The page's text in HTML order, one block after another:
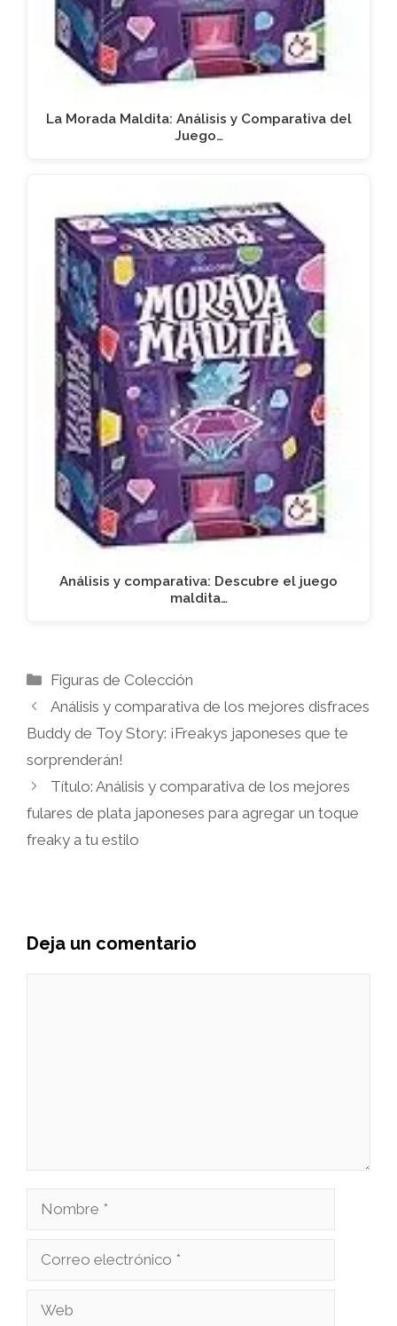
La Morada Maldita: Análisis y Comparativa del
Juego…
Análisis y comparativa: Descubre el juego
maldita…
Categorías
Figuras de Colección
Análisis y comparativa de los mejores disfraces
Buddy de Toy Story: ¡Freakys japoneses que te
sorprenderán!
Título: Análisis y comparativa de los mejores
fulares de plata japoneses para agregar un toque
freaky a tu estilo
Deja un comentario
Nombre
Correo
Web